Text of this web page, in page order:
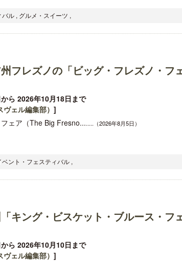
ル , グルメ・スイーツ ,
フレズノの「ビッグ・フレズノ・フ
ら 2026年10月18日まで
ェル編集部） ]
フェア（The Big Fresno........（2026年8月5日）
ント・フェスティバル ,
キング・ビスケット・ブルース・フ
ら 2026年10月10日まで
ェル編集部） ]
」のメニューを刷